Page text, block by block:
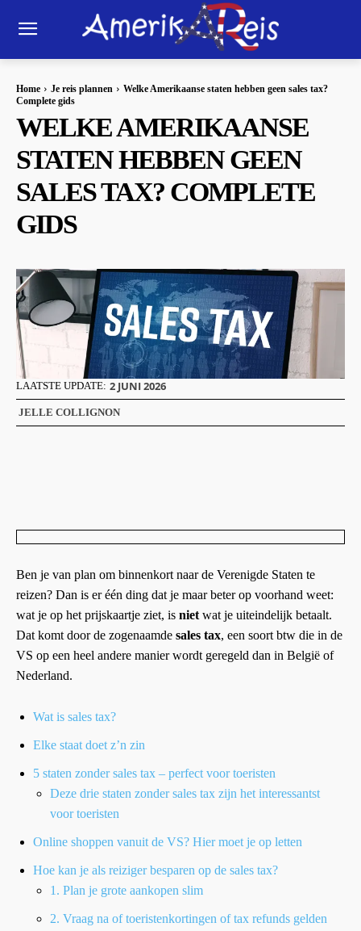
Home Je reis plannen
Welke Amerikaanse staten hebben geen sales tax?
Complete gids
WELKE AMERIKAANSE
STATEN HEBBEN GEEN
SALES TAX? COMPLETE
GIDS
LAATSTE UPDATE: 2 JUNI 2026
JELLE COLLIGNON
Ben je van plan om binnenkort naar de Verenigde Staten te
reizen? Dan is er één ding dat je maar beter op voorhand weet:
wat je op het prijskaartje ziet, is nietwat je uiteindelijk betaalt.
Dat komt door de zogenaamde sales tax, een soort btw die in de
VS op een heel andere manier wordt geregeld dan in België of
Nederland.
Wat is sales tax?
Elke staat doet z’n zin
5 staten zonder sales tax – perfect voor toeristen
Deze drie staten zonder sales tax zijn het interessantst
voor toeristen
Online shoppen vanuit de VS? Hier moet je op letten
Hoe kan je als reiziger besparen op de sales tax?
1. Plan je grote aankopen slim
2. Vraag na of toeristenkortingen of tax refunds gelden